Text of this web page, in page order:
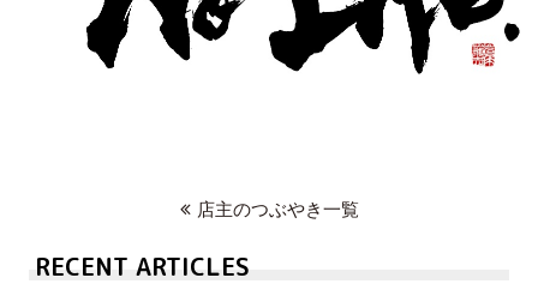
店主のつぶやき一覧
RECENT ARTICLES